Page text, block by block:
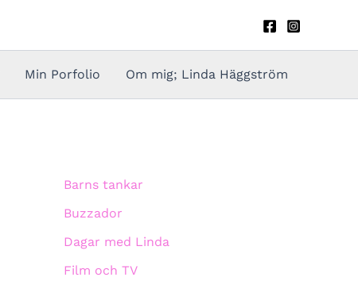
Min Porfolio Om mig; Linda Häggström
Barns tankar
Buzzador
Dagar med Linda
Film och TV